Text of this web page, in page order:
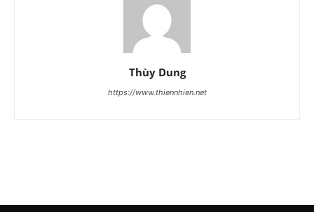
Thùy Dung
https://www.thiennhien.net